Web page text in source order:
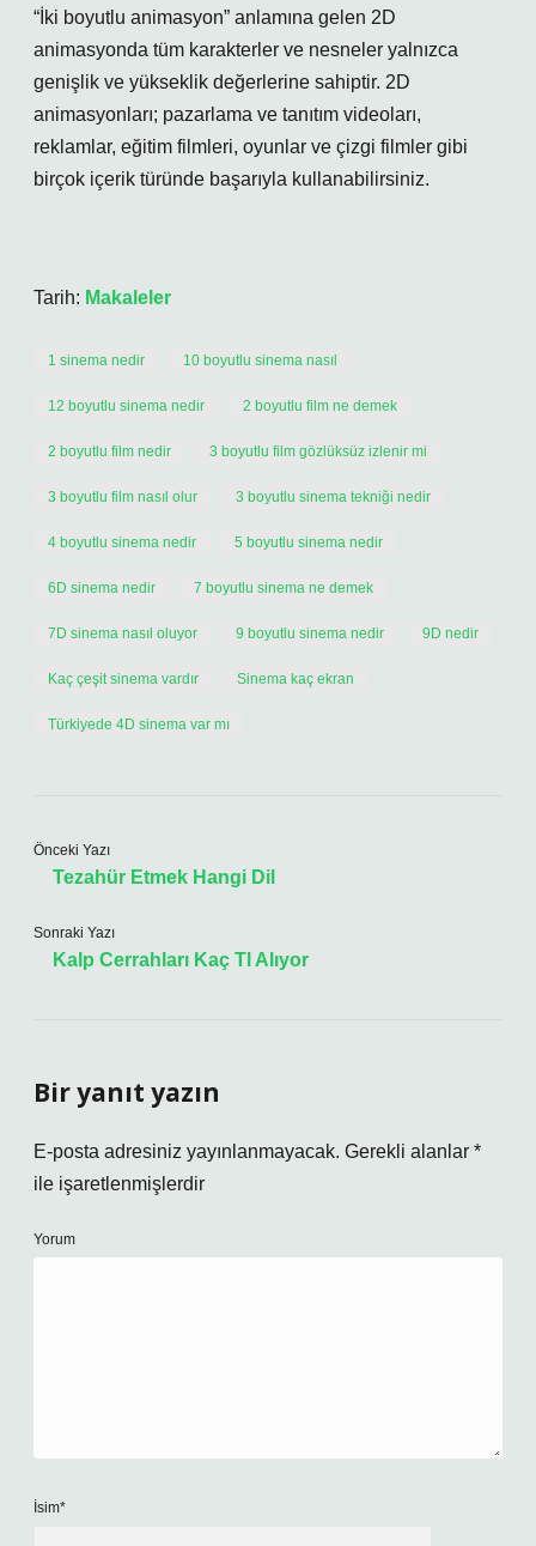
“İki boyutlu animasyon” anlamına gelen 2D
animasyonda tüm karakterler ve nesneler yalnızca
genişlik ve yükseklik değerlerine sahiptir. 2D
animasyonları; pazarlama ve tanıtım videoları,
reklamlar, eğitim filmleri, oyunlar ve çizgi filmler gibi
birçok içerik türünde başarıyla kullanabilirsiniz.
Tarih: Makaleler
1 sinema nedir 10 boyutlu sinema nasıl
12 boyutlu sinema nedir 2 boyutlu film ne demek
2 boyutlu film nedir 3 boyutlu film gözlüksüz izlenir mi
3 boyutlu film nasıl olur 3 boyutlu sinema tekniği nedir
4 boyutlu sinema nedir 5 boyutlu sinema nedir
6D sinema nedir 7 boyutlu sinema ne demek
7D sinema nasıl oluyor 9 boyutlu sinema nedir 9D nedir
Kaç çeşit sinema vardır Sinema kaç ekran
Türkiyede 4D sinema var mı
Önceki Yazı
Tezahür Etmek Hangi Dil
Sonraki Yazı
Kalp Cerrahları Kaç Tl Alıyor
Bir yanıt yazın
E-posta adresiniz yayınlanmayacak. Gerekli alanlar *
ile işaretlenmişlerdir
Yorum
İsim*